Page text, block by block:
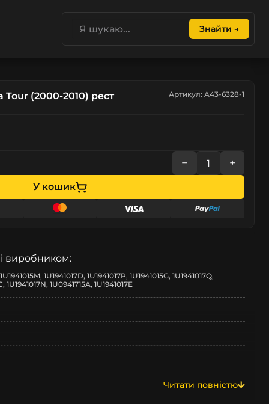
Знайти →
(2000-2010) рест
Артикул: A43-6328-1
− +
У кошик
виробником:
1U1941017D, 1U1941017P, 1U1941015G, 1U1941017Q,
1U1941017N, 1U0941715A, 1U1941017E
Читати повністю